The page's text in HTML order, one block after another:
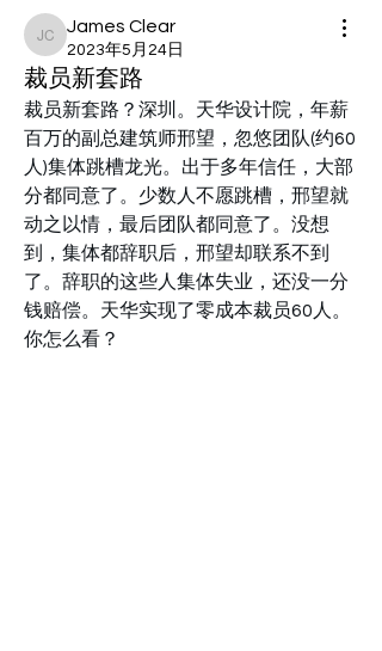
James Clear
James Clear
2023年5月24日
裁员新套路
裁员新套路？深圳。天华设计院，年薪
百万的副总建筑师邢望，忽悠团队(约60
人)集体跳槽龙光。出于多年信任，大部
分都同意了。少数人不愿跳槽，邢望就
动之以情，最后团队都同意了。没想
到，集体都辞职后，邢望却联系不到
了。辞职的这些人集体失业，还没一分
钱赔偿。天华实现了零成本裁员60人。
你怎么看？